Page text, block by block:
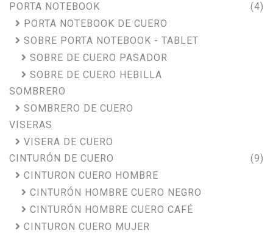
PORTA NOTEBOOK
(4)
PORTA NOTEBOOK DE CUERO
SOBRE PORTA NOTEBOOK - TABLET
SOBRE DE CUERO PASADOR
SOBRE DE CUERO HEBILLA
SOMBRERO
SOMBRERO DE CUERO
VISERAS
VISERA DE CUERO
CINTURÓN DE CUERO
(9)
CINTURON CUERO HOMBRE
CINTURÓN HOMBRE CUERO NEGRO
CINTURÓN HOMBRE CUERO CAFÉ
CINTURON CUERO MUJER